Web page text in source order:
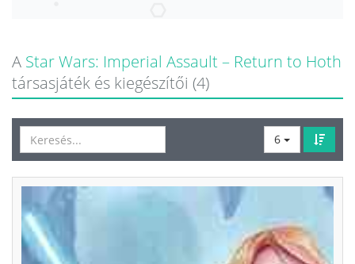
A Star Wars: Imperial Assault – Return to Hoth
társasjáték és kiegészítői (4)
6